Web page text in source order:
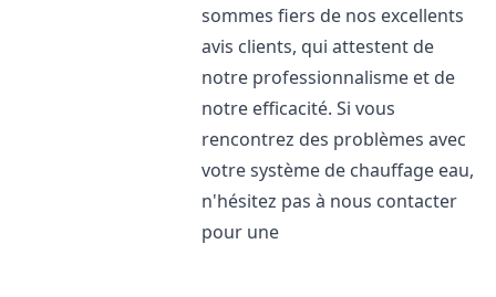
sommes fiers de nos excellents
avis clients, qui attestent de
notre professionnalisme et de
notre efficacité. Si vous
rencontrez des problèmes avec
votre système de chauffage eau,
n'hésitez pas à nous contacter
pour une